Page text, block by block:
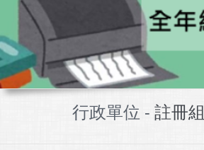
行政單位 - 註冊組